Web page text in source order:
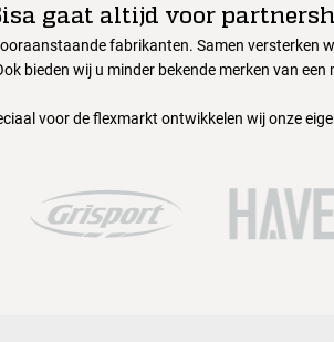
gaat altijd voor
fabrikanten. Samen versterken
bieden wij u minder bekende merken van
voor de flexmarkt ontwikkelen wij onze